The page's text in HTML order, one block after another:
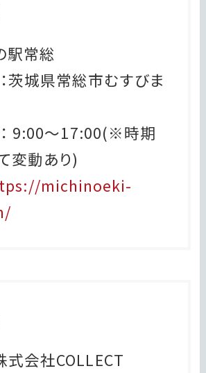
駅常総
城県常総市むすびま
9:00～17:00(※時期
変動あり)
michinoeki-
式会社COLLECT